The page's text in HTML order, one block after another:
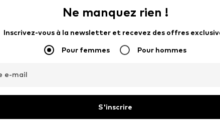
Ne manquez rien !
Inscrivez-vous à la newsletter et recevez des offres
Pour femmes Pour hommes
e-mail
S'inscrire